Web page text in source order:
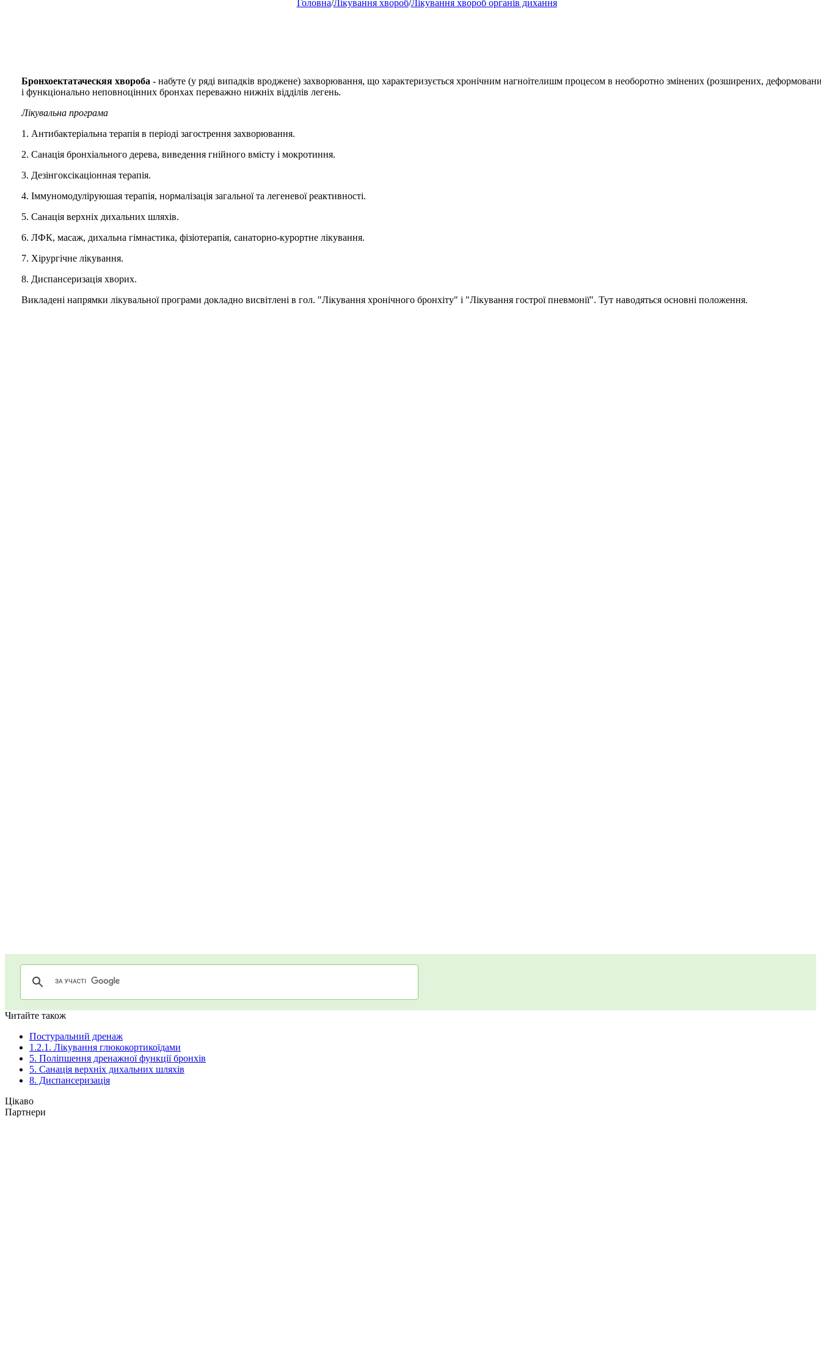
Головна/Лікування хвороб/Лікування хвороб органів дихання
Бронхоектатаческяя хвороба- набуте (у ряді випадків вроджене) захворювання, що характеризується хронічним нагноітелишм процесом в необоротно змінених (розширених,
і функціонально неповноцінних бронхах переважно нижніх відділів легень.
Лікувальна програма
1. Антибактеріальна терапія в періоді загострення захворювання.
2. Санація бронхіального дерева, виведення гнійного вмісту і мокротиння.
3. Дезінгоксікаціонная терапія.
4. Іммуномодуліруюшая терапія, нормалізація загальної та легеневої реактивності.
5. Санація верхніх дихальних шляхів.
6. ЛФК, масаж, дихальна гімнастика, фізіотерапія, санаторно-курортне лікування.
7. Хірургічне лікування.
8. Диспансеризація хворих.
Викладені напрямки лікувальної програми докладно висвітлені в гол. "Лікування хронічного бронхіту" і "Лікування гострої пневмонії". Тут наводяться основні положення.
Читайте також
Постуральний дренаж
1.2.1. Лікування глюкокортикоїдами
5. Поліпшення дренажної функції бронхів
5. Санація верхніх дихальних шляхів
8. Диспансеризація
Цікаво
Партнери